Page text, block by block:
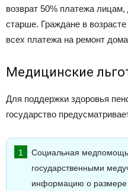
возврат 50% платежа
старше. Граждане в
всех платежа на ремонт
Медицинские
Для поддержки здоровья
государство
Социальная медпомощь
государственными
информацию о